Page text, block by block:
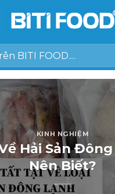
KINH NGHIỆM
Hải Sản
Nên Biết?